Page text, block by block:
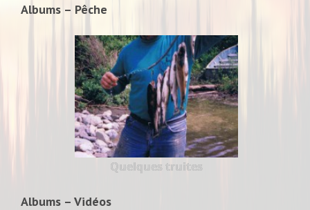
Albums – Pêche
Quelques truites
Albums – Vidéos